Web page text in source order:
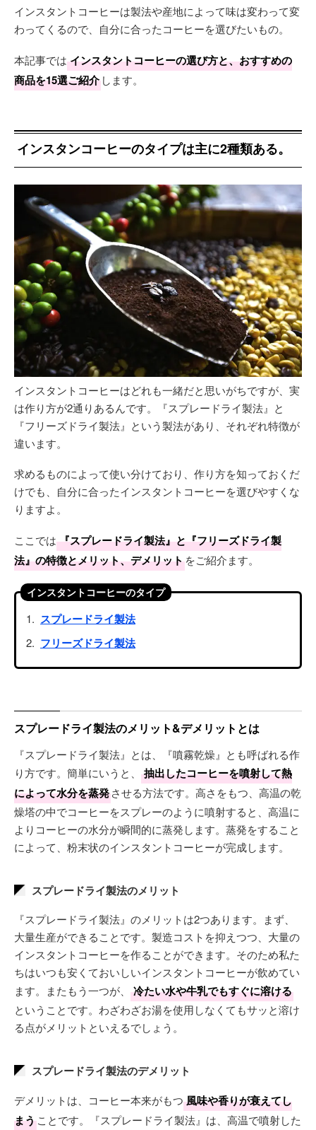
インスタントコーヒーは製法や産地によって味は変わって変
わってくるので、自分に合ったコーヒーを選びたいもの。
本記事では インスタントコーヒーの選び方と、おすすめの
商品を15選ご紹介 します。
インスタンコーヒーのタイプは主に2種類ある。
インスタントコーヒーはどれも一緒だと思いがちですが、実
は作り方が2通りあるんです。『スプレードライ製法』と
『フリーズドライ製法』という製法があり、それぞれ特徴が
違います。
求めるものによって使い分けており、作り方を知っておくだ
けでも、自分に合ったインスタントコーヒーを選びやすくな
りますよ。
ここでは 『スプレードライ製法』と『フリーズドライ製
法』の特徴とメリット、デメリットをご紹介ます。
インスタントコーヒーのタイプ
スプレードライ製法
フリーズドライ製法
スプレードライ製法のメリット&デメリットとは
『スプレードライ製法』とは、『噴霧乾燥』とも呼ばれる作
り方です。簡単にいうと、
抽出したコーヒーを噴射して熱
によって水分を蒸発させる方法です。高さをもつ、高温の乾
燥塔の中でコーヒーをスプレーのように噴射すると、高温に
よりコーヒーの水分が瞬間的に蒸発します。蒸発をすること
によって、粉末状のインスタントコーヒーが完成します。
スプレードライ製法のメリット
『スプレードライ製法』のメリットは2つあります。まず、
大量生産ができることです。製造コストを抑えつつ、大量の
インスタントコーヒーを作ることができます。そのため私た
ちはいつも安くておいしいインスタントコーヒーが飲めてい
ます。またもう一つが、
冷たい水や牛乳でもすぐに溶ける
ということです。わざわざお湯を使用しなくてもサッと溶け
る点がメリットといえるでしょう。
スプレードライ製法のデメリット
デメリットは、コーヒー本来がもつ 風味や香りが衰えてし
まうことです。『スプレードライ製法』は、高温で噴射した